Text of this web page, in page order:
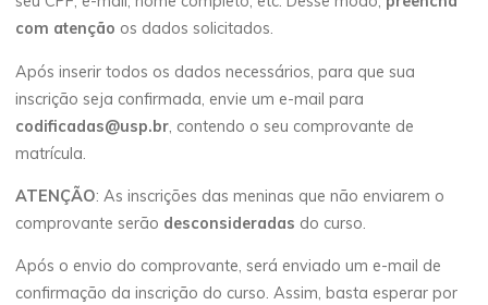
com atenção os dados solicitados.
Após inserir todos os dados necessários, para que sua
inscrição seja confirmada, envie um e-mail para
codificadas@usp.br , contendo o seu comprovante de
matrícula.
ATENÇÃO: As inscrições das meninas que não enviarem o
comprovante serão desconsideradas do curso.
Após o envio do comprovante, será enviado um e-mail de
confirmação da inscrição do curso. Assim, basta esperar por